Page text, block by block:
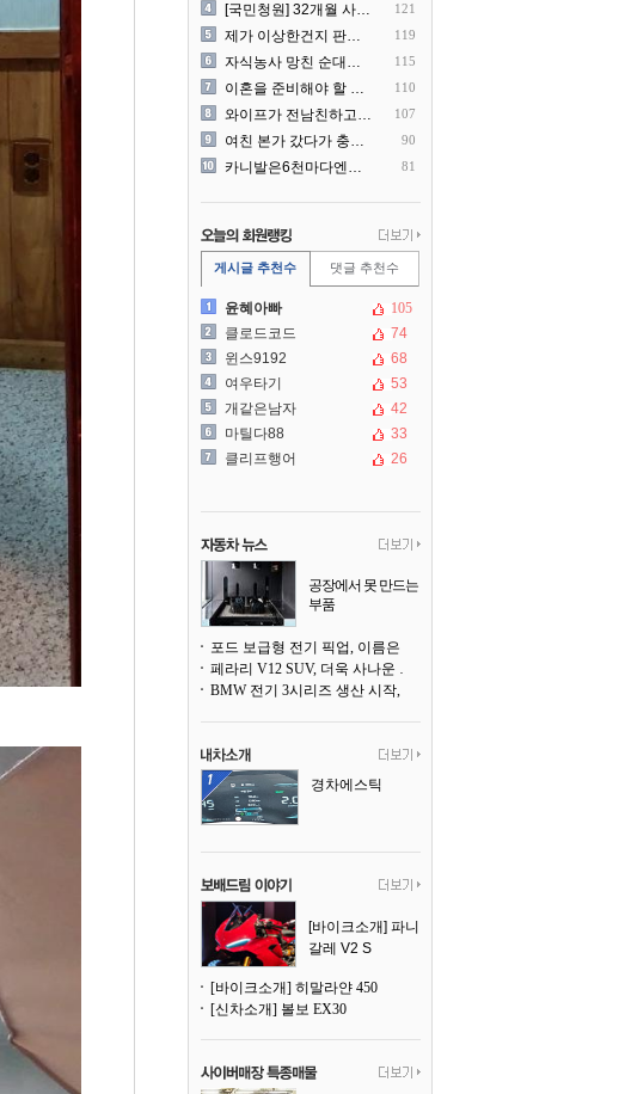
[국민청원] 32개월 사랑하.. 121
제가 이상한건지 판단 부탁드.. 119
자식농사 망친 순대국집 사장.. 115
이혼을 준비해야 할 것 같습.. 110
와이프가 전남친하고 해외여행.. 107
여친 본가 갔다가 충격 먹은.. 90
카니발은6천마다엔진점검을해야.. 81
게시글 추천수 댓글 추천수
윤혜아빠
105
클로드코드
74
윈스9192
68
여우타기
53
개같은남자
42
마틸다88
33
클리프행어
26
공장에서 못 만드는
부품
어낸다
페라리 V12 SUV, 더욱 사나운 얼굴로 돌아온다
경차에스틱
[바이크소개] 파니
갈레 V2 S
[바이크소개] 히말라얀 450
[신차소개] 볼보 EX30